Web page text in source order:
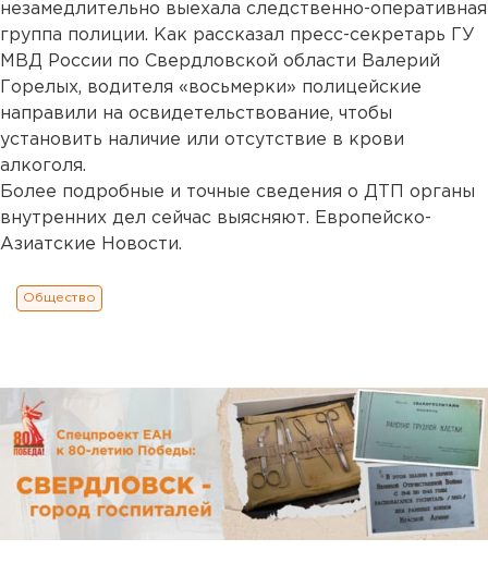
незамедлительно выехала следственно-оперативная
группа полиции. Как рассказал пресс-секретарь ГУ
МВД России по Свердловской области Валерий
Горелых, водителя «восьмерки» полицейские
направили на освидетельствование, чтобы
установить наличие или отсутствие в крови
алкоголя.
Более подробные и точные сведения о ДТП органы
внутренних дел сейчас выясняют. Европейско-
Азиатские Новости.
Общество